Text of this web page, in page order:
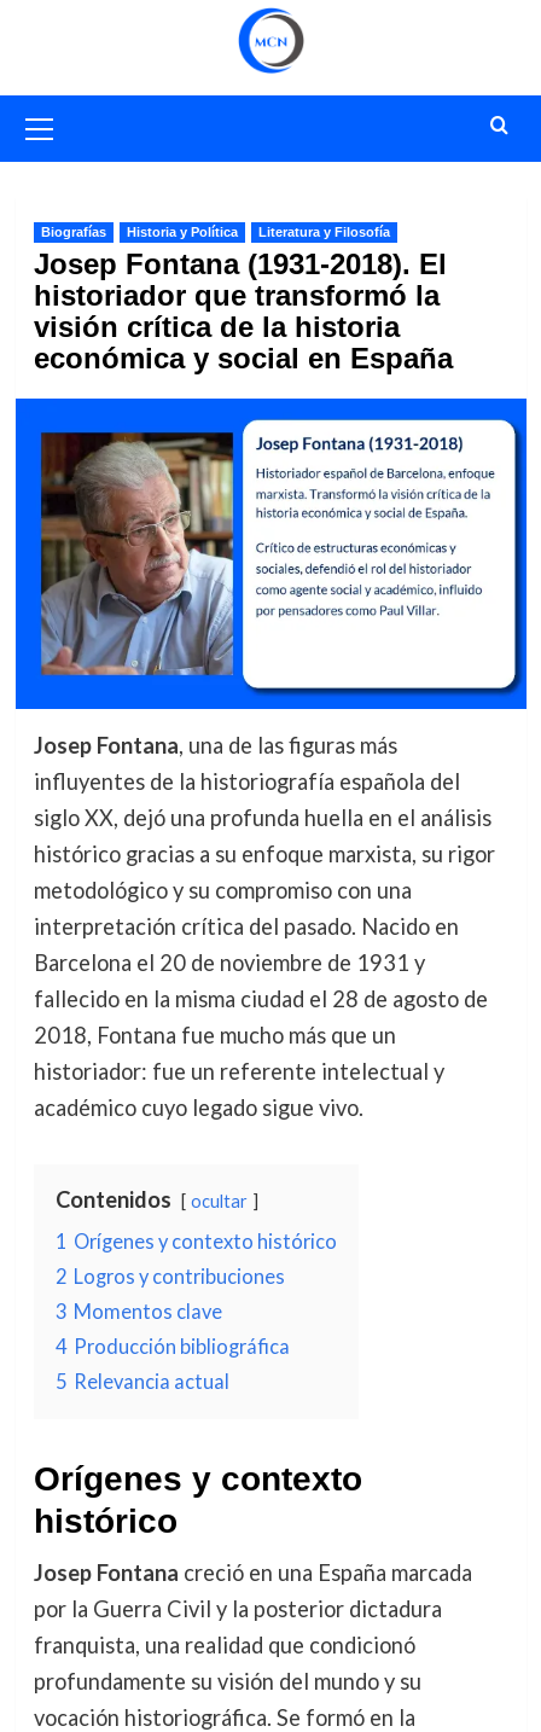
primario
Biografías Historia y Política Literatura y Filosofía
Josep Fontana (1931-2018). El
historiador que transformó la
visión crítica de la historia
económica y social en España
Josep Fontana, una de las figuras más
influyentes de la historiografía española del
siglo XX, dejó una profunda huella en el análisis
histórico gracias a su enfoque marxista, su rigor
metodológico y su compromiso con una
interpretación crítica del pasado. Nacido en
Barcelona el 20 de noviembre de 1931 y
fallecido en la misma ciudad el 28 de agosto de
2018, Fontana fue mucho más que un
historiador: fue un referente intelectual y
académico cuyo legado sigue vivo.
Contenidos ocultar
1 Orígenes y contexto histórico
2 Logros y contribuciones
3 Momentos clave
4 Producción bibliográfica
5 Relevancia actual
Orígenes y contexto
histórico
Josep Fontana creció en una España marcada
por la Guerra Civil y la posterior dictadura
franquista, una realidad que condicionó
profundamente su visión del mundo y su
vocación historiográfica. Se formó en la